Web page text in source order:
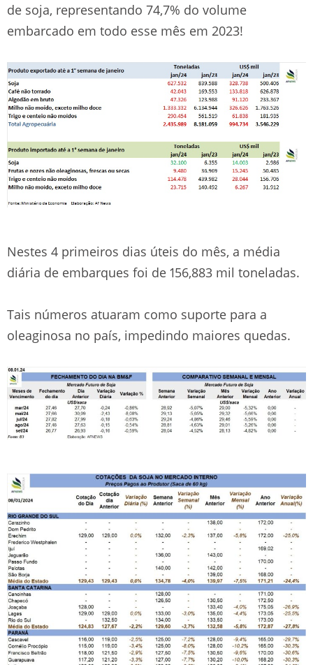
de soja, representando 74,7% do volume
embarcado em todo esse mês em 2023!
Nestes 4 primeiros dias úteis do mês, a média
diária de embarques foi de 156,883 mil toneladas.
Tais números atuaram como suporte para a
oleaginosa no país, impedindo maiores quedas.